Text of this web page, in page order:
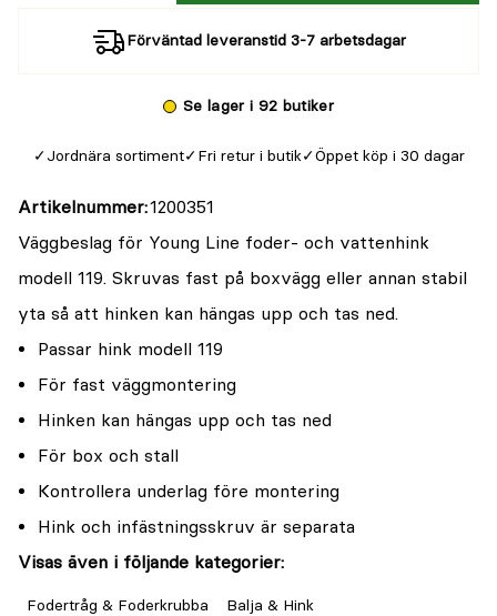
Förväntad leveranstid 3-7 arbetsdagar
Se lager i 92 butiker
Jordnära sortiment Fri retur i butik Öppet köp i 30 dagar
Artikelnummer 1200351
Väggbeslag för Young Line foder- och vattenhink
modell 119. Skruvas fast på boxvägg eller annan stabil
yta så att hinken kan hängas upp och tas ned.
Passar hink modell 119
För fast väggmontering
Hinken kan hängas upp och tas ned
För box och stall
Kontrollera underlag före montering
Hink och infästningsskruv är separata
Visas även i följande kategorier:
Fodertråg & Foderkrubba Balja & Hink